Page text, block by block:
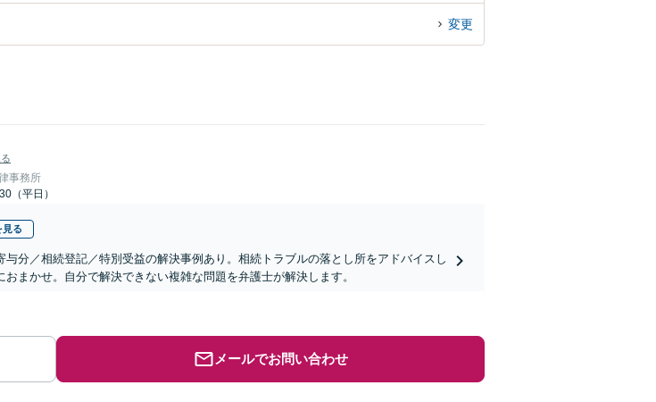
変更
事務所
（平日）
見る
与分／相続登記／特別受益の解決事例あり。相続トラブルの落とし所をアドバイスし
まかせ。自分で解決できない複雑な問題を弁護士が解決します。
メールでお問い合わせ